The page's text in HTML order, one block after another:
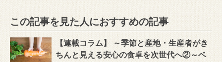
この記事を見た人におすすめの記事
【連載コラム】 ～季節と産地・生産者がき
ちんと見える安心の食卓を次世代へ②～ベ